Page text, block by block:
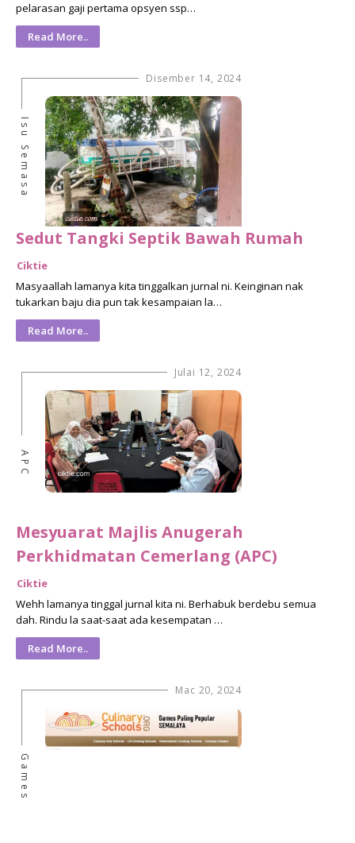
pelarasan gaji pertama opsyen ssp…
Read More..
Disember 14, 2024
Isu Semasa
Sedut Tangki Septik Bawah Rumah
Ciktie
Masyaallah lamanya kita tinggalkan jurnal ni. Keinginan nak
tukarkan baju dia pun tak kesampaian la…
Read More..
Julai 12, 2024
APC
Mesyuarat Majlis Anugerah
Perkhidmatan Cemerlang (APC)
Ciktie
Wehh lamanya tinggal jurnal kita ni. Berhabuk berdebu semua
dah. Rindu la saat-saat ada kesempatan …
Read More..
Mac 20, 2024
Games